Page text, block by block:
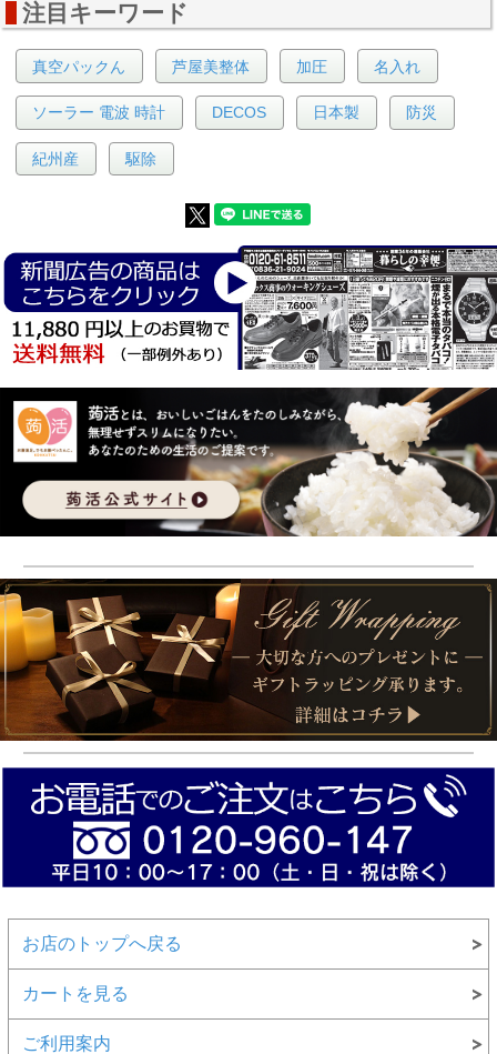
注目キーワード
真空パックん 芦屋美整体 加圧 名入れ
ソーラー 電波 時計 DECOS 日本製 防災
紀州産 駆除
お店のトップへ戻る
カートを見る
ご利用案内